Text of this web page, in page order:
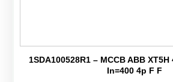
1SDA100528R1 – MCCB ABB
In=400 4p F F